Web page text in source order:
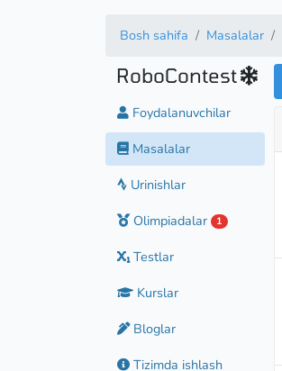
Bosh sahifa Masalalar
RoboContest
Foydalanuvchilar
Masalalar
Urinishlar
Olimpiadalar
1
Testlar
Kurslar
Bloglar
Tizimda ishlash